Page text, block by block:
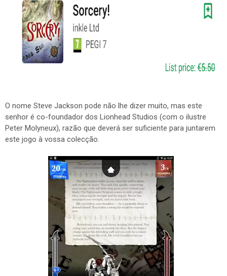
O nome Steve Jackson pode não lhe dizer muito, mas este
senhor é co-foundador dos Lionhead Studios (com o ilustre
Peter Molyneux), razão que deverá ser suficiente para juntarem
este jogo à vossa colecção.